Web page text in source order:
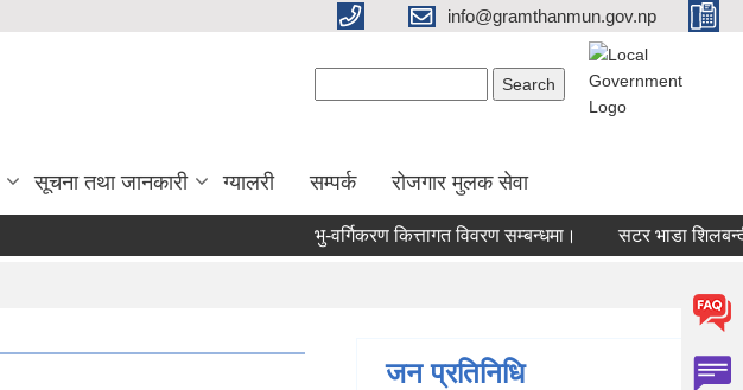
info@gramthanmun.gov.np
सूचना तथा जानकारी ग्यालरी सम्पर्क रोजगार मुलक सेवा
भु-वर्गिकरण कित्तागत विवरण सम्बन्धमा। सटर भाडा शिलबन्दी
जन प्रतिनिधि